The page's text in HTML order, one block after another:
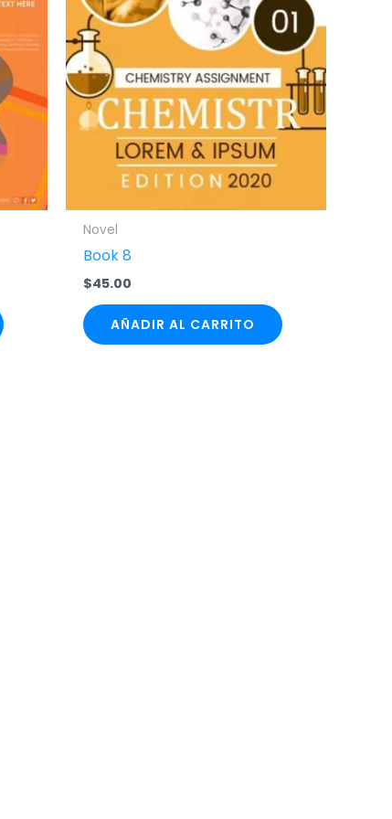
Novel
Book 8
$45.00
AÑADIR AL CARRITO